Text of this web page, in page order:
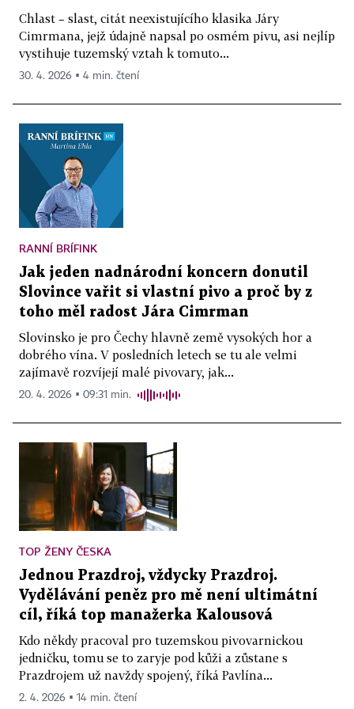
Chlast – slast, citát neexistujícího klasika Járy
Cimrmana, jejž údajně napsal po osmém pivu, asi nejlíp
vystihuje tuzemský vztah k tomuto...
30. 4. 2026 ▪ 4 min. čtení
RANNÍ BRÍFINK
Jak jeden nadnárodní koncern donutil
Slovince vařit si vlastní pivo a proč by z
toho měl radost Jára Cimrman
Slovinsko je pro Čechy hlavně země vysokých hor a
dobrého vína. V posledních letech se tu ale velmi
zajímavě rozvíjejí malé pivovary, jak...
20. 4. 2026 ▪ 09:31 min.
TOP ŽENY ČESKA
Jednou Prazdroj, vždycky Prazdroj.
Vydělávání peněz pro mě není ultimátní
cíl, říká top manažerka Kalousová
Kdo někdy pracoval pro tuzemskou pivovarnickou
jedničku, tomu se to zaryje pod kůži a zůstane s
Prazdrojem už navždy spojený, říká Pavlína...
2. 4. 2026 ▪ 14 min. čtení